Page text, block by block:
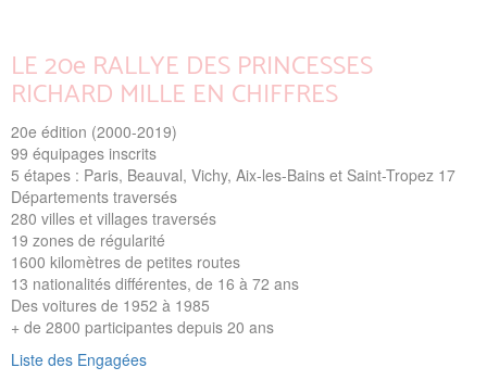
LE 20e RALLYE DES PRINCESSES
RICHARD MILLE EN CHIFFRES
20e édition (2000-2019)
99 équipages inscrits
5 étapes : Paris, Beauval, Vichy, Aix-les-Bains et Saint-Tropez 17
Départements traversés
280 villes et villages traversés
19 zones de régularité
1600 kilomètres de petites routes
13 nationalités différentes, de 16 à 72 ans
Des voitures de 1952 à 1985
+ de 2800 participantes depuis 20 ans
Liste des Engagées